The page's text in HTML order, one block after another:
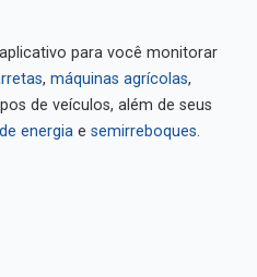
para você monitorar
, máquinas agrícolas,
de veículos, além de seus
energia e semirreboques.